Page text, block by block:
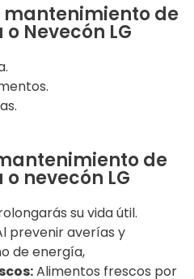
de
Nevecón LG
de
nevecón LG
su vida útil.
prevenir averías y
de energía,
Alimentos frescos por